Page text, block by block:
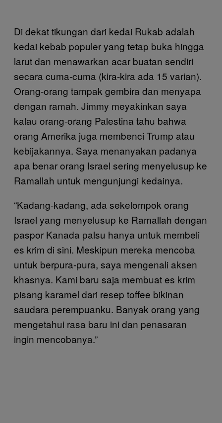
Di dekat tikungan dari kedai Rukab adalah
kedai kebab populer yang tetap buka hingga
larut dan menawarkan acar buatan sendiri
secara cuma-cuma (kira-kira ada 15 varian).
Orang-orang tampak gembira dan menyapa
dengan ramah. Jimmy meyakinkan saya
kalau orang-orang Palestina tahu bahwa
orang Amerika juga membenci Trump atau
kebijakannya. Saya menanyakan padanya
apa benar orang Israel sering menyelusup ke
Ramallah untuk mengunjungi kedainya.
“Kadang-kadang, ada sekelompok orang
Israel yang menyelusup ke Ramallah dengan
paspor Kanada palsu hanya untuk membeli
es krim di sini. Meskipun mereka mencoba
untuk berpura-pura, saya mengenali aksen
khasnya. Kami baru saja membuat es krim
pisang karamel dari resep toffee bikinan
saudara perempuanku. Banyak orang yang
mengetahui rasa baru ini dan penasaran
ingin mencobanya.”